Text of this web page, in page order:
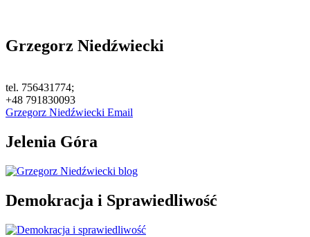
Grzegorz Niedźwiecki
tel. 756431774;
+48 791830093
Grzegorz Niedźwiecki Email
Jelenia Góra
Demokracja i Sprawiedliwość